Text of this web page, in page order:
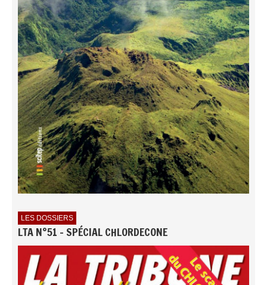
LES DOSSIERS
LTA N°51 - SPÉCIAL CHLORDECONE